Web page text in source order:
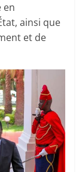
en
ainsi que
et de